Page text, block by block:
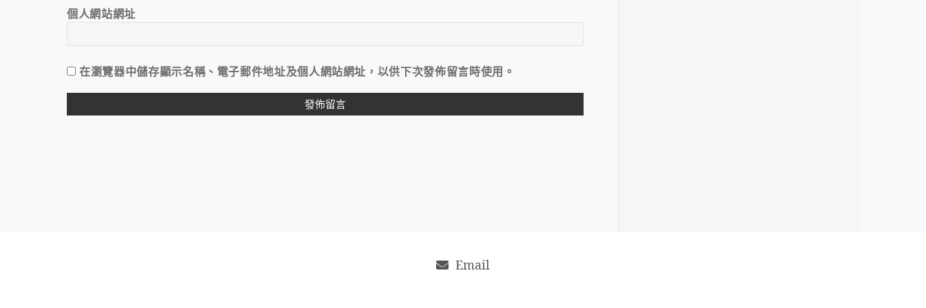
個人網站網址
在瀏覽器中儲存顯示名稱、電子郵件地址及個人網站網址，以供下次發佈留言時使用。
Email